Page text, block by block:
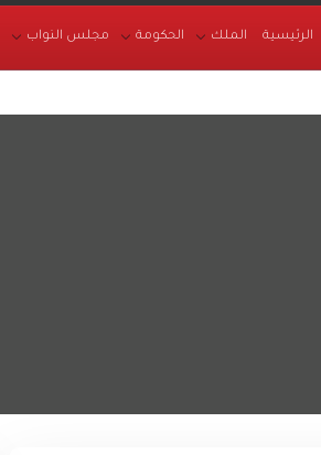
الرئيسية الملك الحكومة مجلس النواب